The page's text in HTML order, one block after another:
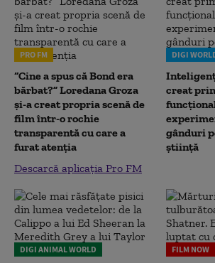
PRO FM
“Cine a spus că Bond era
bărbat?” Loredana Groza
și-a creat propria scenă de
film într-o rochie
transparentă cu care a
furat atenția
Descarcă aplicația Pro FM
DIGI
creat
gânduri
știință
DIGI ANIMAL WORLD FILM NOW